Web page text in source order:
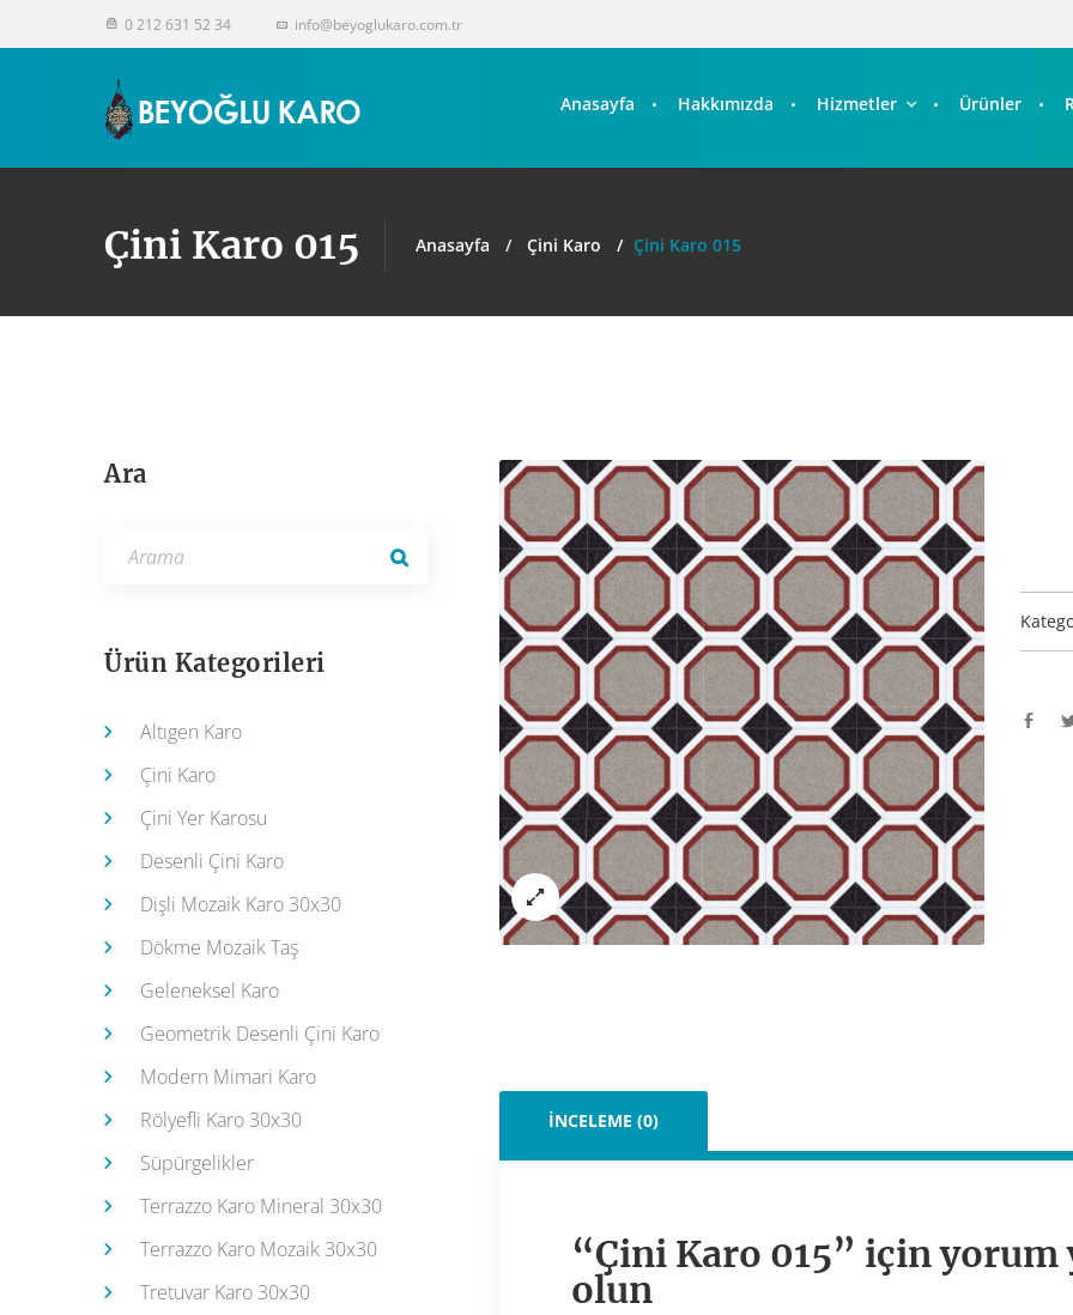
0 212 631 52 34 info@beyoglukaro.com.tr
Anasayfa Hakkımızda Hizmetler Ürünler
Çini Karo 015 Anasayfa Çini Karo Çini Karo 015
İNCELEME (0)
“Çini Karo 015” için
olun
Ara
Ürün Kategorileri
Altıgen Karo
Çini Karo
Çini Yer Karosu
Desenli Çini Karo
Dişli Mozaik Karo 30x30
Dökme Mozaik Taş
Geleneksel Karo
Geometrik Desenli Çini Karo
Modern Mimari Karo
Rölyefli Karo 30x30
Süpürgelikler
Terrazzo Karo Mineral 30x30
Terrazzo Karo Mozaik 30x30
Tretuvar Karo 30x30